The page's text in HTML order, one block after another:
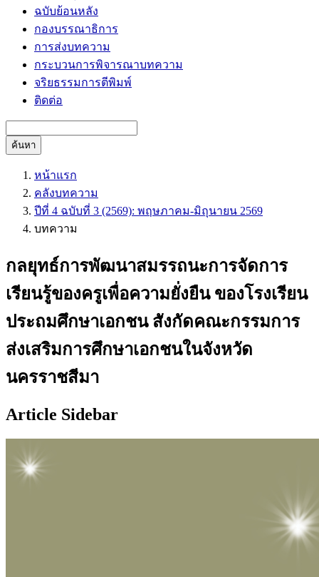
ฉบับย้อนหลัง
กองบรรณาธิการ
การส่งบทความ
กระบวนการพิจารณาบทความ
จริยธรรมการตีพิมพ์
ติดต่อ
ค้นหา
หน้าแรก
คลังบทความ
ปีที่ 4 ฉบับที่ 3 (2569): พฤษภาคม-มิถุนายน 2569
บทความ
กลยุทธ์การพัฒนาสมรรถนะการจัดการ
เรียนรู้ของครูเพื่อความยั่งยืน ของโรงเรียน
ประถมศึกษาเอกชน สังกัดคณะกรรมการ
ส่งเสริมการศึกษาเอกชนในจังหวัด
นครราชสีมา
Article Sidebar